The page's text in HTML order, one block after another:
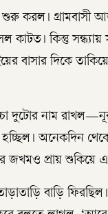
শুরু করল। গ্রামবাসী
কাটত। কিন্তু
বাসার দিকে
দুটোর নাম
অনেকদিন
জখমও প্রায় শুকিয়ে
বাড়ি